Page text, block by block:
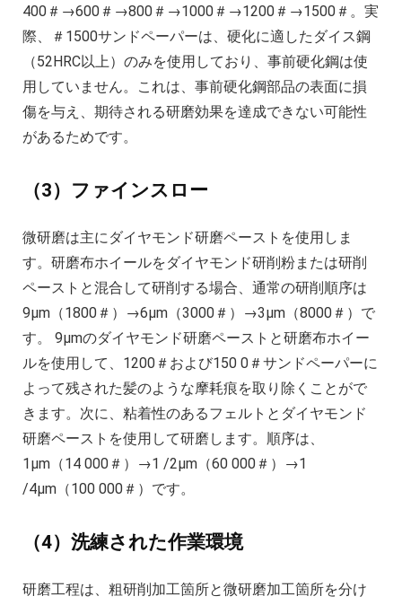
400＃→600＃→800＃→1000＃→1200＃→1500＃。実
際、＃1500サンドペーパーは、硬化に適したダイス鋼
（52HRC以上）のみを使用しており、事前硬化鋼は使
用していません。これは、事前硬化鋼部品の表面に損
傷を与え、期待される研磨効果を達成できない可能性
があるためです。
（3）ファインスロー
微研磨は主にダイヤモンド研磨ペーストを使用しま
す。研磨布ホイールをダイヤモンド研削粉または研削
ペーストと混合して研削する場合、通常の研削順序は
9μm（1800＃）→6μm（3000＃）→3μm（8000＃）で
す。 9μmのダイヤモンド研磨ペーストと研磨布ホイー
ルを使用して、1200＃および150 0＃サンドペーパーに
よって残された髪のような摩耗痕を取り除くことがで
きます。次に、粘着性のあるフェルトとダイヤモンド
研磨ペーストを使用して研磨します。順序は、
1μm（14 000＃）→1 /2μm（60 000＃）→1
/4μm（100 000＃）です。
（4）洗練された作業環境
研磨工程は、粗研削加工箇所と微研磨加工箇所を分け